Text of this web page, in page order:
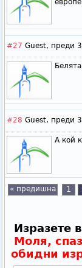
#27 Guest, преди
#28 Guest, преди
А кой
« предишна 1
Изразете
Моля,
обидни